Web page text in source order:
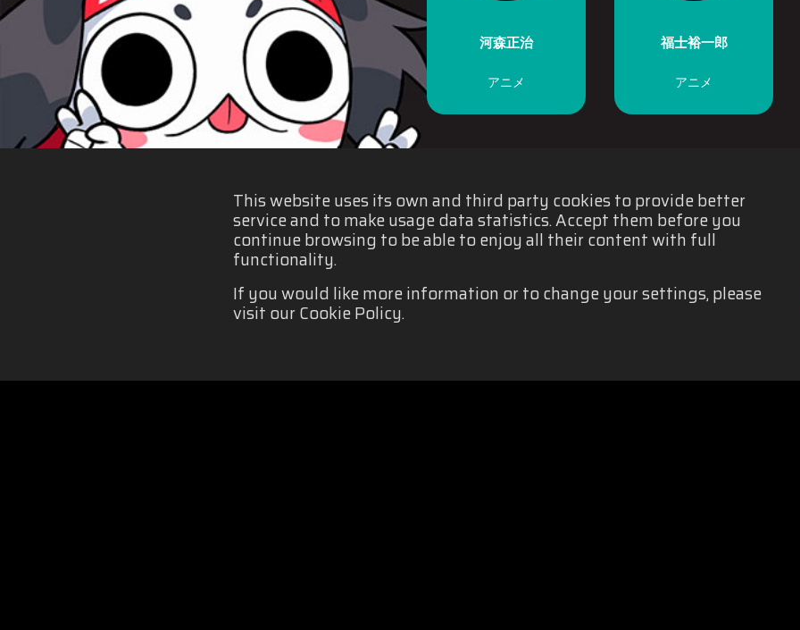
河森正治
アニメ
福士裕一郎
アニメ
This website uses its own and third party cookies to provide better
service and to make usage data statistics. Accept them before you
continue browsing to be able to enjoy all their content with full
functionality.
If you would like more information or to change your settings, please
visit our Cookie Policy.